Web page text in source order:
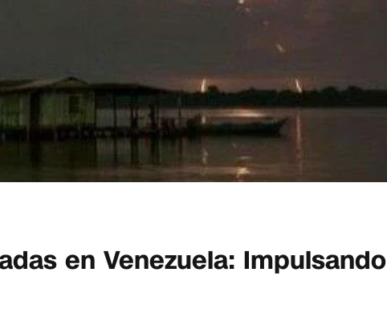
en Venezuela: Impulsando